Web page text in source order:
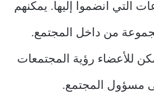
التي انضموا إليها. يمكنهم
من داخل المجتمع.
للأعضاء رؤية المجتمعات
مسؤول المجتمع.